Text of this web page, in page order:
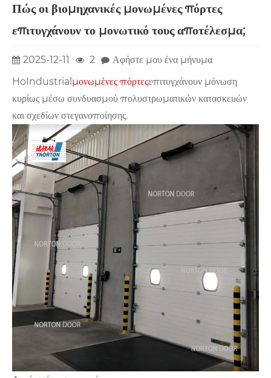
Πώς οι βιομηχανικές μονωμένες πόρτες
επιτυγχάνουν το μονωτικό τους αποτέλεσμα;
2025-12-11 2
Αφήστε μου ένα μήνυμα
HoIndustrial μονωμένες πόρτεςεπιτυγχάνουν μόνωση
κυρίως μέσω συνδυασμού πολυστρωματικών κατασκευών
και σχεδίων στεγανοποίησης.